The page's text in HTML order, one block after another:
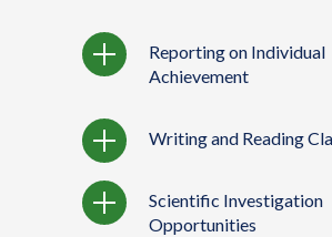
Reporting on Individual
Achievement
Writing and Reading
Scientific Investigation
Opportunities